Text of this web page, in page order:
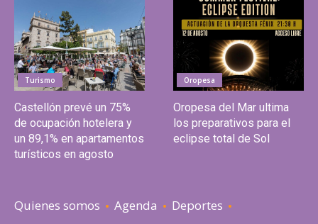
Turismo
Castellón prevé un 75%
de ocupación hotelera y
un 89,1% en apartamentos
turísticos en agosto
Oropesa
Oropesa del Mar ultima
los preparativos para el
eclipse total de Sol
Quienes somos Agenda
Deportes